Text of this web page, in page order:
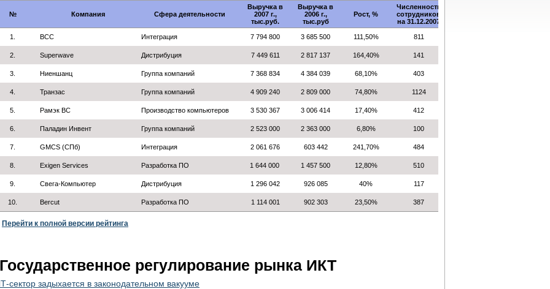
№ Компания Сфера деятельности
Выручка в
2007 г.,
тыс.руб.
Выручка в
2006 г.,
тыс.руб
Рост, %
Численность
сотрудников
на 31.12.2007
1. BCC Интеграция 7 794 800 3 685 500 111,50% 811
2. Superwave Дистрибуция 7 449 611 2 817 137 164,40% 141
3. Ниеншанц Группа компаний 7 368 834 4 384 039 68,10% 403
4. Транзас Группа компаний 4 909 240 2 809 000 74,80% 1124
5. Рамэк ВС Производство компьютеров 3 530 367 3 006 414 17,40% 412
6. Паладин Инвент Группа компаний 2 523 000 2 363 000 6,80% 100
7. GMCS (СПб) Интеграция 2 061 676 603 442 241,70% 484
8. Exigen Services Разработка ПО 1 644 000 1 457 500 12,80% 510
9. Свега-Компьютер Дистрибуция 1 296 042 926 085 40% 117
10. Bercut Разработка ПО 1 114 001 902 303 23,50% 387
Перейти к полной версии рейтинга
Государственное регулирование рынка ИКТ
сектор задыхается в законодательном вакууме